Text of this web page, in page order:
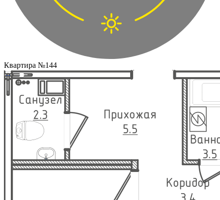
Квартира №144